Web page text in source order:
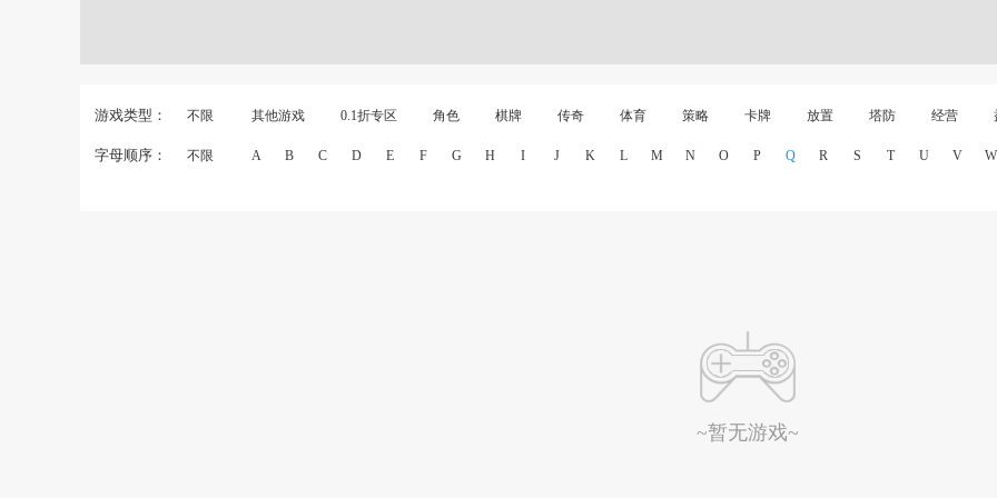
游戏类型： 不限 其他游戏 0.1折专区 角色 棋牌 传奇 体育 策略 卡牌 放置 塔防 经营
字母顺序： 不限 A B C D E F G H I J K L M N O P Q R S T U V W
~暂无游戏~